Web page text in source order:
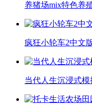
养猪场mix特色养
疯狂小轮车2中文
当代人生沉浸式模